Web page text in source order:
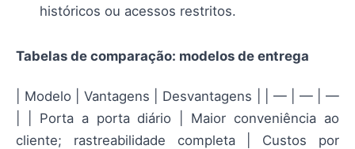
históricos ou acessos restritos.
Tabelas de comparação: modelos de entrega
| Modelo | Vantagens | Desvantagens | | — | — | —
| | Porta a porta diário | Maior conveniência ao
cliente; rastreabilidade completa | Custos por